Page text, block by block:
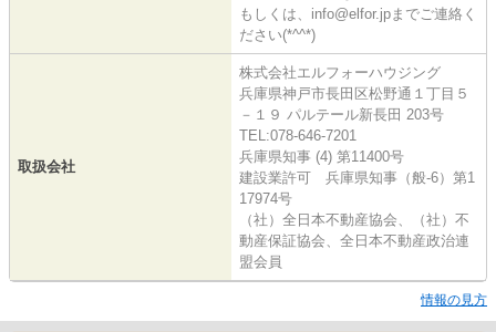
もしくは、info@elfor.jpまでご連絡く
ださい(*^^*)
取扱会社
株式会社エルフォーハウジング
兵庫県神戸市長田区松野通１丁目５
－１９ パルテール新長田 203号
TEL:078-646-7201
兵庫県知事 (4) 第11400号
建設業許可 兵庫県知事（般-6）第1
17974号
（社）全日本不動産協会、（社）不
動産保証協会、全日本不動産政治連
盟会員
情報の見方